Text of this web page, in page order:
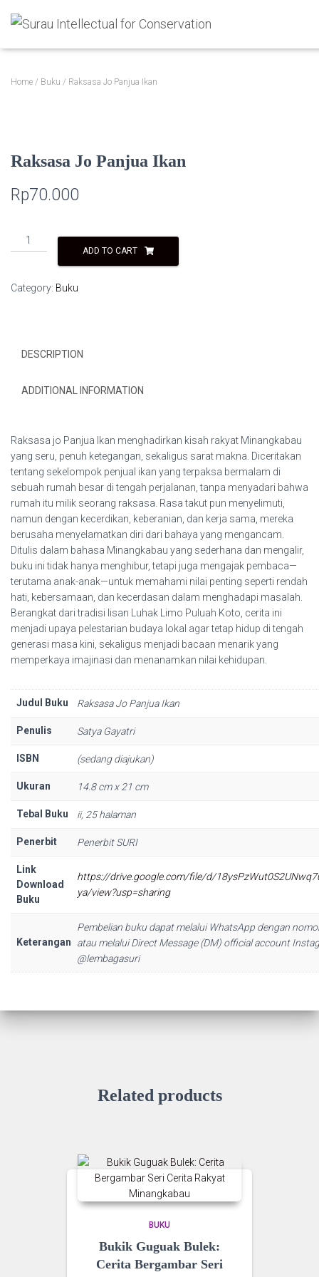
Home / Buku / Raksasa Jo Panjua Ikan
Raksasa Jo Panjua Ikan
Rp70.000
Raksasa
Jo
Ikan
ADD TO CART
Category: Buku
DESCRIPTION
ADDITIONAL INFORMATION
Raksasa jo Panjua Ikan menghadirkan kisah rakyat Minangkabau
yang seru, penuh ketegangan, sekaligus sarat makna. Diceritakan
tentang sekelompok penjual ikan yang terpaksa bermalam di
sebuah rumah besar di tengah perjalanan, tanpa menyadari bahwa
rumah itu milik seorang raksasa. Rasa takut pun menyelimuti,
namun dengan kecerdikan, keberanian, dan kerja sama, mereka
berusaha menyelamatkan diri dari bahaya yang mengancam.
Ditulis dalam bahasa Minangkabau yang sederhana dan mengalir,
buku ini tidak hanya menghibur, tetapi juga mengajak pembaca—
terutama anak-anak—untuk memahami nilai penting seperti rendah
hati, kebersamaan, dan kecerdasan dalam menghadapi masalah.
Berangkat dari tradisi lisan Luhak Limo Puluah Koto, cerita ini
menjadi upaya pelestarian budaya lokal agar tetap hidup di tengah
generasi masa kini, sekaligus menjadi bacaan menarik yang
memperkaya imajinasi dan menanamkan nilai kehidupan.
Judul Buku Raksasa Jo Panjua Ikan
Penulis Satya Gayatri
ISBN (sedang diajukan)
Ukuran 14.8 cm x 21 cm
Tebal Buku ii, 25 halaman
Penerbit Penerbit SURI
Link
Download
Buku
https://drive.google.com/file/d/
ya/view?usp=sharing
Keterangan
Pembelian buku dapat melalui WhatsApp dengan
atau melalui Direct Message (DM) official account
@lembagasuri
Related products
BUKU
Bukik Guguak Bulek:
Cerita Bergambar Seri